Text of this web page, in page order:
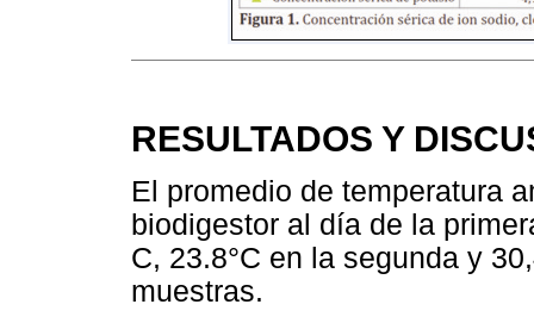
RESULTADOS Y
El promedio de temperatura
biodigestor al día de la
C, 23.8°C en la segunda y
muestras.